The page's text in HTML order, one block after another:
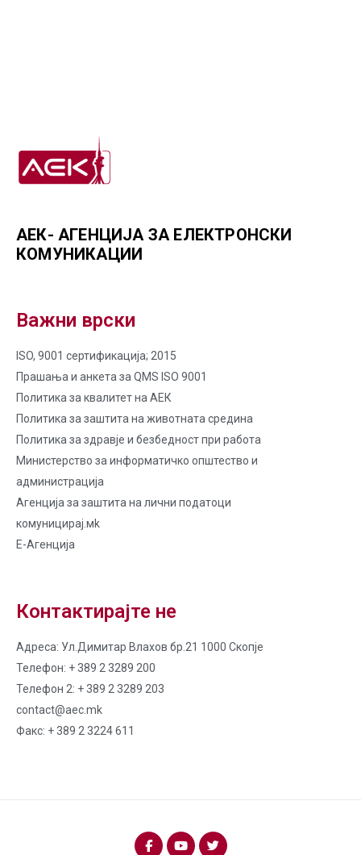
АЕК- АГЕНЦИЈА ЗА ЕЛЕКТРОНСКИ
КОМУНИКАЦИИ
Важни врски
ISO, 9001 сертификација; 2015
Прашања и анкета за QMS ISO 9001
Политика за квалитет на AЕК
Политика за заштита на животната средина
Политика за здравје и безбедност при работа
Министерство за информатичко општество и
администрација
Агенција за заштита на лични податоци
комуницирај.мk
Е-Агенција
Контактирајте не
Адреса: Ул.Димитар Влахов бр.21 1000 Скопје
Телефон: + 389 2 3289 200
Телефон 2: + 389 2 3289 203
contact@aec.mk
Факс: + 389 2 3224 611